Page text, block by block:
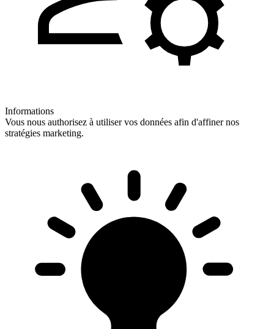
Informations
Vous nous authorisez à utiliser vos données afin d'affiner nos
stratégies marketing.